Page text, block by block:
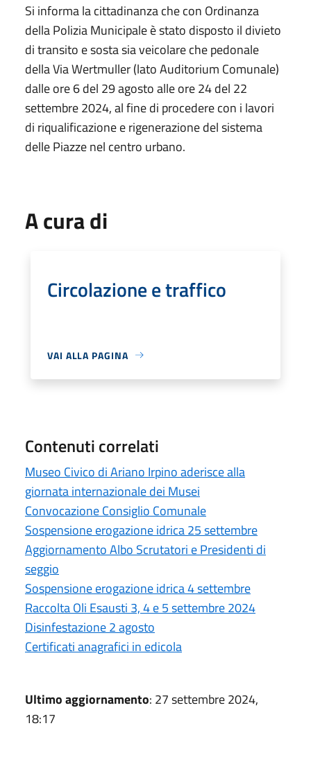
Si informa la cittadinanza che con Ordinanza
della Polizia Municipale è stato disposto il divieto
di transito e sosta sia veicolare che pedonale
della Via Wertmuller (lato Auditorium Comunale)
dalle ore 6 del 29 agosto alle ore 24 del 22
settembre 2024, al fine di procedere con i lavori
di riqualificazione e rigenerazione del sistema
delle Piazze nel centro urbano.
A cura di
Circolazione e traffico
VAI ALLA PAGINA
Contenuti correlati
Museo Civico di Ariano Irpino aderisce alla
giornata internazionale dei Musei
Convocazione Consiglio Comunale
Sospensione erogazione idrica 25 settembre
Aggiornamento Albo Scrutatori e Presidenti di
seggio
Sospensione erogazione idrica 4 settembre
Raccolta Oli Esausti 3, 4 e 5 settembre 2024
Disinfestazione 2 agosto
Certificati anagrafici in edicola
Ultimo aggiornamento: 27 settembre 2024,
18:17